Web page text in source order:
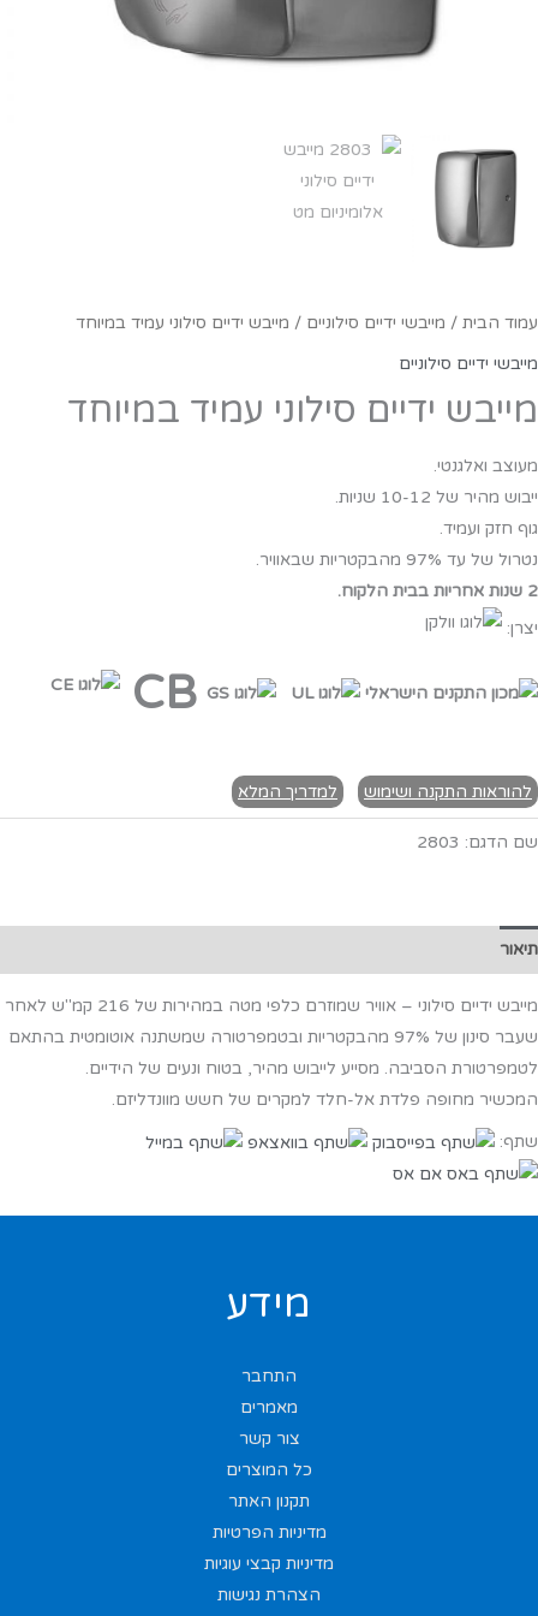
עמוד הבית / מייבשי ידיים סילוניים / מייבש ידיים סילוני עמיד במיוחד
מייבשי ידיים סילוניים
מייבש ידיים סילוני עמיד במיוחד
מעוצב ואלגנטי.
ייבוש מהיר של 10-12 שניות.
גוף חזק ועמיד.
נטרול של עד 97% מהבקטריות שבאוויר.
2 שנות אחריות בבית הלקוח.
יצרן:
CB
להוראות התקנה ושימוש למדריך המלא
שם הדגם: 2803
תיאור
מייבש ידיים סילוני – אוויר שמוזרם כלפי מטה במהירות של 216 קמ"ש לאחר
שעבר סינון של 97% מהבקטריות ובטמפרטורה שמשתנה אוטומטית בהתאם
לטמפרטורת הסביבה. מסייע לייבוש מהיר, בטוח ונעים של הידיים.
המכשיר מחופה פלדת אל-חלד למקרים של חשש מוונדליזם.
שתף:
מידע
התחבר
מאמרים
צור קשר
כל המוצרים
תקנון האתר
מדיניות הפרטיות
מדיניות קבצי עוגיות
הצהרת נגישות